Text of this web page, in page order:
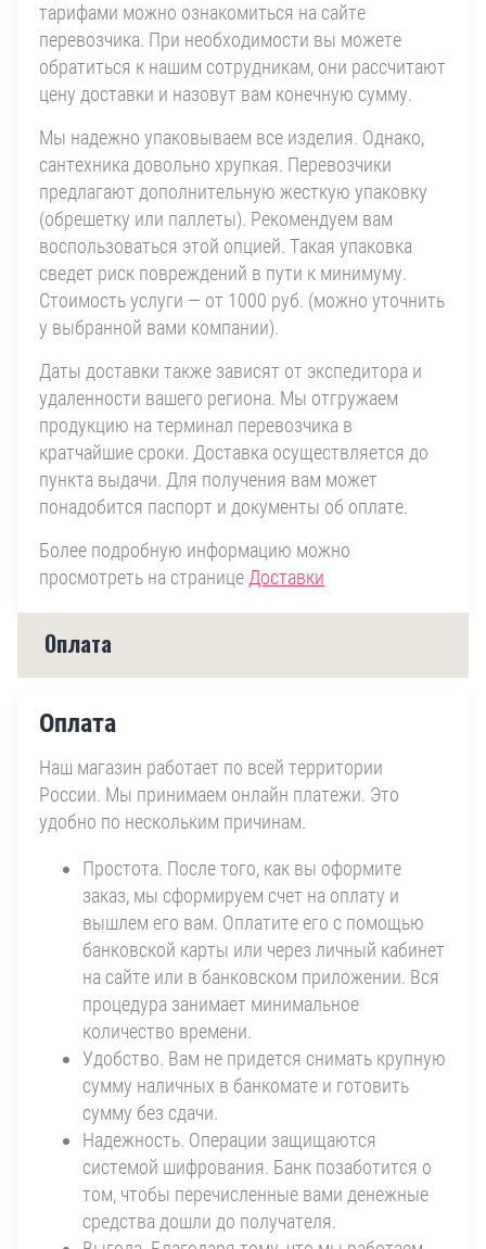
тарифами можно ознакомиться на сайте
перевозчика. При необходимости вы можете
обратиться к нашим сотрудникам, они рассчитают
цену доставки и назовут вам конечную сумму.
Мы надежно упаковываем все изделия. Однако,
сантехника довольно хрупкая. Перевозчики
предлагают дополнительную жесткую упаковку
(обрешетку или паллеты). Рекомендуем вам
воспользоваться этой опцией. Такая упаковка
сведет риск повреждений в пути к минимуму.
Стоимость услуги — от 1000 руб. (можно уточнить
у выбранной вами компании).
Даты доставки также зависят от экспедитора и
удаленности вашего региона. Мы отгружаем
продукцию на терминал перевозчика в
кратчайшие сроки. Доставка осуществляется до
пункта выдачи. Для получения вам может
понадобится паспорт и документы об оплате.
Более подробную информацию можно
просмотреть на странице Доставки
Оплата
Оплата
Наш магазин работает по всей территории
России. Мы принимаем онлайн платежи. Это
удобно по нескольким причинам.
Простота. После того, как вы оформите
заказ, мы сформируем счет на оплату и
вышлем его вам. Оплатите его с помощью
банковской карты или через личный кабинет
на сайте или в банковском приложении. Вся
процедура занимает минимальное
количество времени.
Удобство. Вам не придется снимать крупную
сумму наличных в банкомате и готовить
сумму без сдачи.
Надежность. Операции защищаются
системой шифрования. Банк позаботится о
том, чтобы перечисленные вами денежные
средства дошли до получателя.